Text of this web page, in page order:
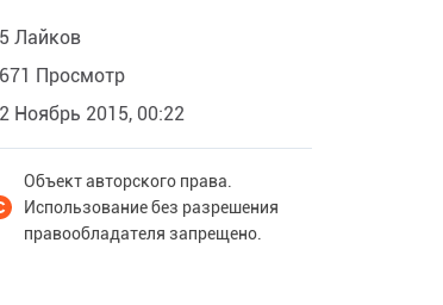
Лайков
Просмотр
Ноябрь 2015, 00:22
Объект авторского права.
Использование без разрешения
правообладателя запрещено.